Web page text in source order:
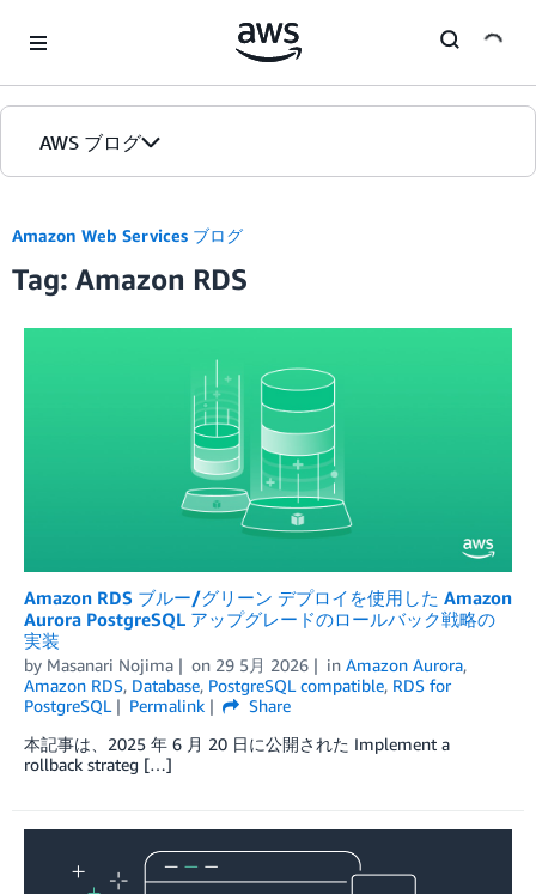
AWS ブログ
カテゴリ
エディション
Amazon Web Services ブログ
Tag: Amazon RDS
Amazon RDS ブルー/グリーン デプロイを使用した Amazon
Aurora PostgreSQL アップグレードのロールバック戦略の
実装
by Masanari Nojima on 29 5月 2026 in Amazon Aurora,
Amazon RDS, Database, PostgreSQL compatible, RDS for
PostgreSQL
Permalink
Share
本記事は、2025 年 6 月 20 日に公開された Implement a
rollback strateg […]